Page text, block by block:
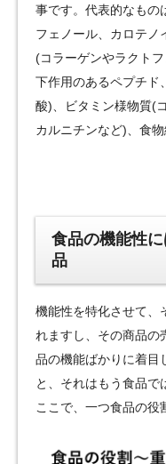
事です。代表的なもの
フェノール、カロテノ
(コラーゲンやラクト
下作用のあるペプチド
酸)、ビタミン様物質(
カルニチンなど)、食
食品の機能性
品
機能性を特化させて、
れますし、その商品の
品の機能ばかりに着目
と、それはもう食品で
ここで、一つ食品の役